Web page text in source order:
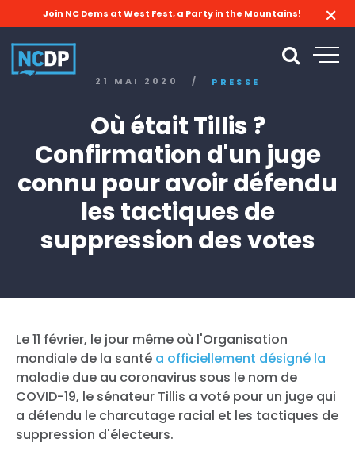
Join NC Dems at West Fest, a Party in the Mountains!
21 MAI 2020 / PRESSE
Où était Tillis ?
Confirmation d'un juge
connu pour avoir défendu
les tactiques de
suppression des votes
Le 11 février, le jour même où l'Organisation
mondiale de la santé a officiellement désigné la
maladie due au coronavirus sous le nom de
COVID-19, le sénateur Tillis a voté pour un juge qui
a défendu le charcutage racial et les tactiques de
suppression d'électeurs.